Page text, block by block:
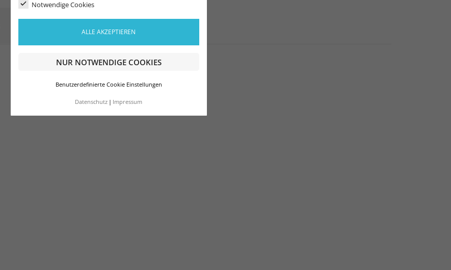
Notwendige Cookies
ALLE AKZEPTIEREN
NUR NOTWENDIGE COOKIES
Benutzerdefinierte Cookie Einstellungen
Datenschutz Impressum